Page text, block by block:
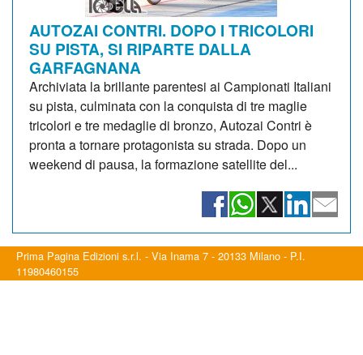
AUTOZAI CONTRI. DOPO I TRICOLORI
SU PISTA, SI RIPARTE DALLA
GARFAGNANA
Archiviata la brillante parentesi ai Campionati Italiani
su pista, culminata con la conquista di tre maglie
tricolori e tre medaglie di bronzo, Autozai Contri è
pronta a tornare protagonista su strada. Dopo un
weekend di pausa, la formazione satellite del...
Prima Pagina Edizioni s.r.l. - Via Inama 7 - 20133 Milano - P.I.
11980460155